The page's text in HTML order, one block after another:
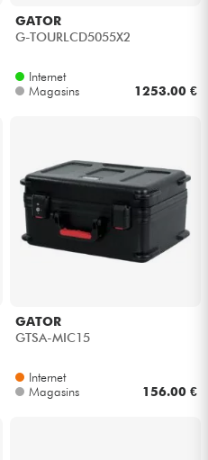
GATOR
G-TOURLCD5055X2
Internet
Magasins
1253.00 €
GATOR
GTSA-MIC15
Internet
Magasins
156.00 €